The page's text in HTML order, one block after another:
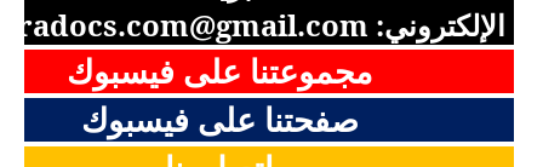
الإلكتروني:
مجموعتنا على فيسبوك
صفحتنا على فيسبوك